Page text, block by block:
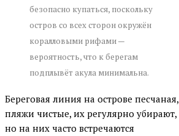
безопасно купаться, поскольку
остров со всех сторон окружён
коралловыми рифами —
вероятность, что к берегам
подплывёт акула минимальна.
Береговая линия на острове песчаная,
пляжи чистые, их регулярно убирают,
но на них часто встречаются